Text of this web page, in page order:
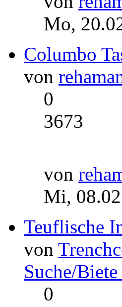
Mo,
Columbo
von
0
3673
von
Mi,
Teuflische
von
Suche/
0